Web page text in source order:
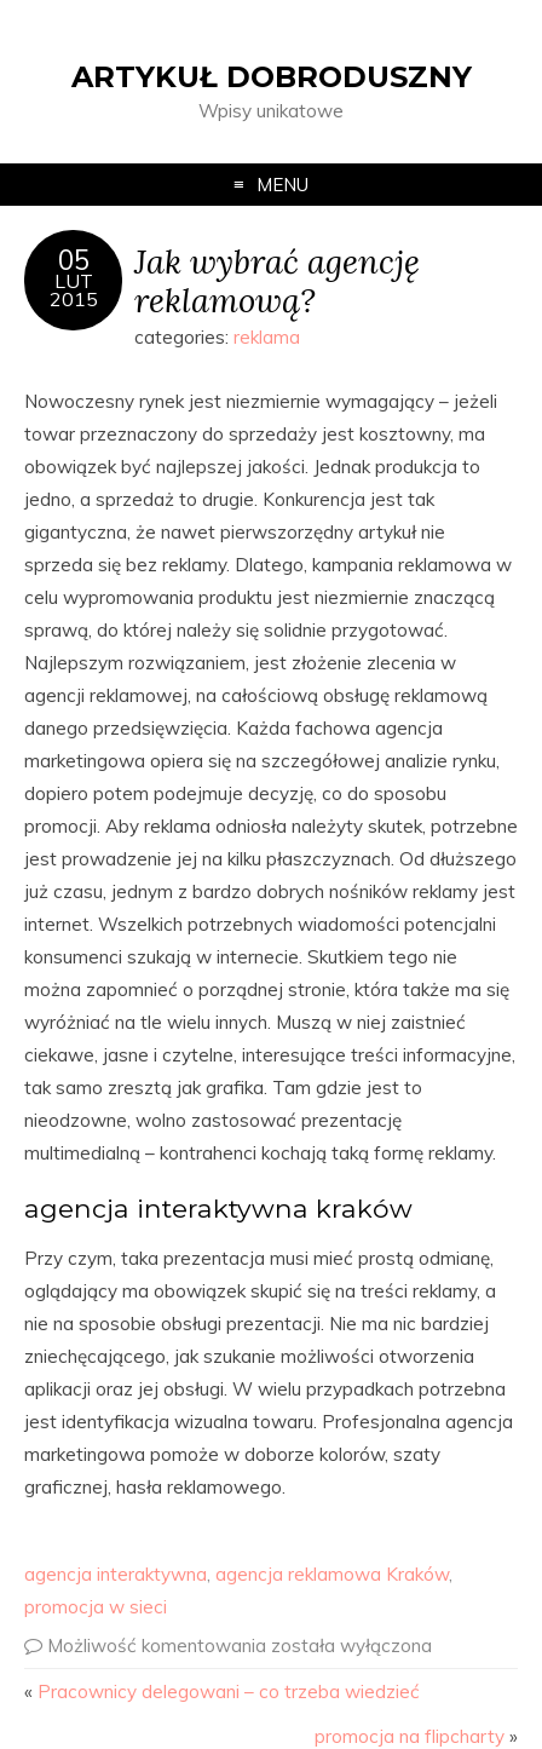
ARTYKUŁ DOBRODUSZNY
Wpisy unikatowe
MENU
05
LUT
2015
Jak wybrać agencję
reklamową?
categories: reklama
Nowoczesny rynek jest niezmiernie wymagający – jeżeli
towar przeznaczony do sprzedaży jest kosztowny, ma
obowiązek być najlepszej jakości. Jednak produkcja to
jedno, a sprzedaż to drugie. Konkurencja jest tak
gigantyczna, że nawet pierwszorzędny artykuł nie
sprzeda się bez reklamy. Dlatego, kampania reklamowa w
celu wypromowania produktu jest niezmiernie znaczącą
sprawą, do której należy się solidnie przygotować.
Najlepszym rozwiązaniem, jest złożenie zlecenia w
agencji reklamowej, na całościową obsługę reklamową
danego przedsięwzięcia. Każda fachowa agencja
marketingowa opiera się na szczegółowej analizie rynku,
dopiero potem podejmuje decyzję, co do sposobu
promocji. Aby reklama odniosła należyty skutek, potrzebne
jest prowadzenie jej na kilku płaszczyznach. Od dłuższego
już czasu, jednym z bardzo dobrych nośników reklamy jest
internet. Wszelkich potrzebnych wiadomości potencjalni
konsumenci szukają w internecie. Skutkiem tego nie
można zapomnieć o porządnej stronie, która także ma się
wyróżniać na tle wielu innych. Muszą w niej zaistnieć
ciekawe, jasne i czytelne, interesujące treści informacyjne,
tak samo zresztą jak grafika. Tam gdzie jest to
nieodzowne, wolno zastosować prezentację
multimedialną – kontrahenci kochają taką formę reklamy.
agencja interaktywna kraków
Przy czym, taka prezentacja musi mieć prostą odmianę,
oglądający ma obowiązek skupić się na treści reklamy, a
nie na sposobie obsługi prezentacji. Nie ma nic bardziej
zniechęcającego, jak szukanie możliwości otworzenia
aplikacji oraz jej obsługi. W wielu przypadkach potrzebna
jest identyfikacja wizualna towaru. Profesjonalna agencja
marketingowa pomoże w doborze kolorów, szaty
graficznej, hasła reklamowego.
agencja interaktywna, agencja reklamowa Kraków,
promocja w sieci
Możliwość komentowania została wyłączona
« Pracownicy delegowani – co trzeba wiedzieć
promocja na flipcharty »